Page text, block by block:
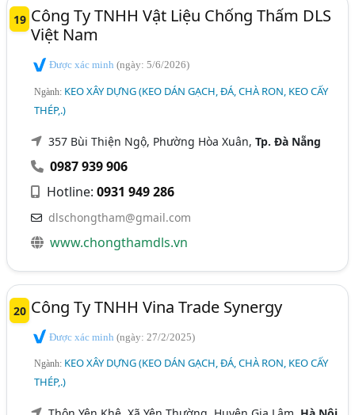
19 Công Ty TNHH Vật Liệu Chống Thấm DLS
Việt Nam
Được xác minh(ngày: 5/6/2026)
Ngành: KEO XÂY DỰNG (KEO DÁN GẠCH, ĐÁ, CHÀ RON, KEO CẤY
THÉP,.)
357 Bùi Thiện Ngộ, Phường Hòa Xuân,Tp. Đà Nẵng
0987 939 906
Hotline:0931 949 286
dlschongtham@gmail.com
www.chongthamdls.vn
20 Công Ty TNHH Vina Trade Synergy
Được xác minh(ngày: 27/2/2025)
Ngành: KEO XÂY DỰNG (KEO DÁN GẠCH, ĐÁ, CHÀ RON, KEO CẤY
THÉP,.)